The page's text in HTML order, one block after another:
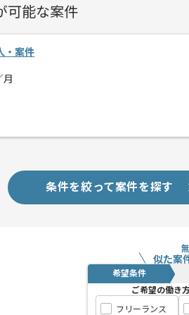
可能な案件
・案件
月
条件を絞って案件を探す
似た案
希望条件
ご希望の働き
フリーランス